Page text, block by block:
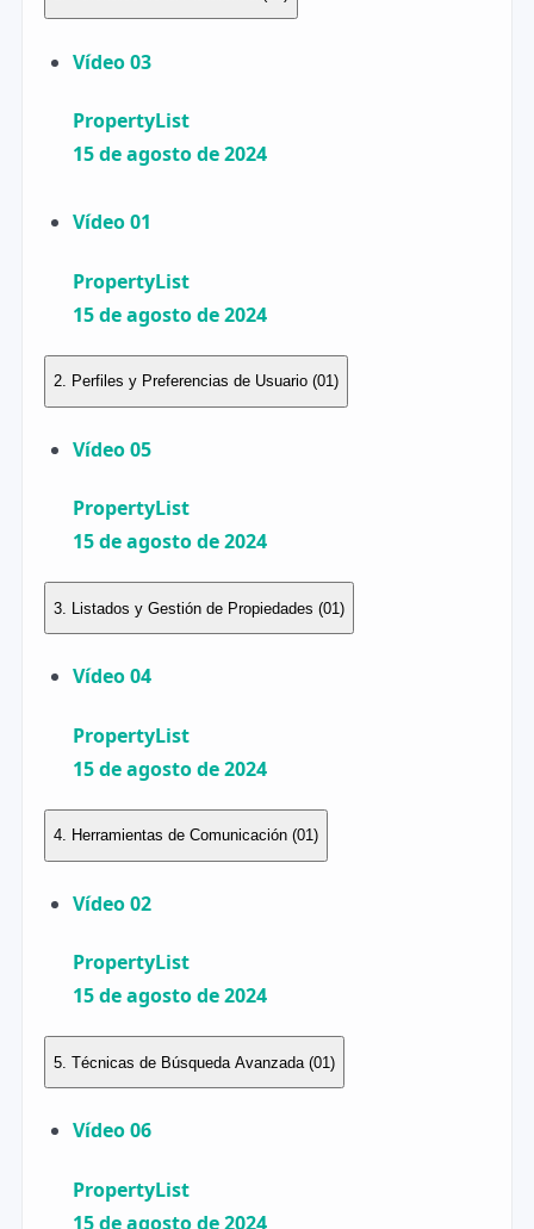
Vídeo 03
PropertyList
15 de agosto de 2024
Vídeo 01
PropertyList
15 de agosto de 2024
2. Perfiles y Preferencias de Usuario (01)
Vídeo 05
PropertyList
15 de agosto de 2024
3. Listados y Gestión de Propiedades (01)
Vídeo 04
PropertyList
15 de agosto de 2024
4. Herramientas de Comunicación (01)
Vídeo 02
PropertyList
15 de agosto de 2024
5. Técnicas de Búsqueda Avanzada (01)
Vídeo 06
PropertyList
15 de agosto de 2024